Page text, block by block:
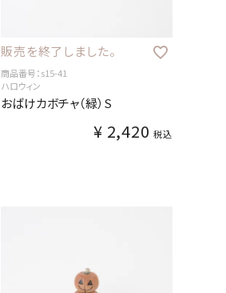
販売を終了しました。
商品番号：s15-41
ハロウィン
おばけカボチャ（緑）S
¥ 2,420 税込